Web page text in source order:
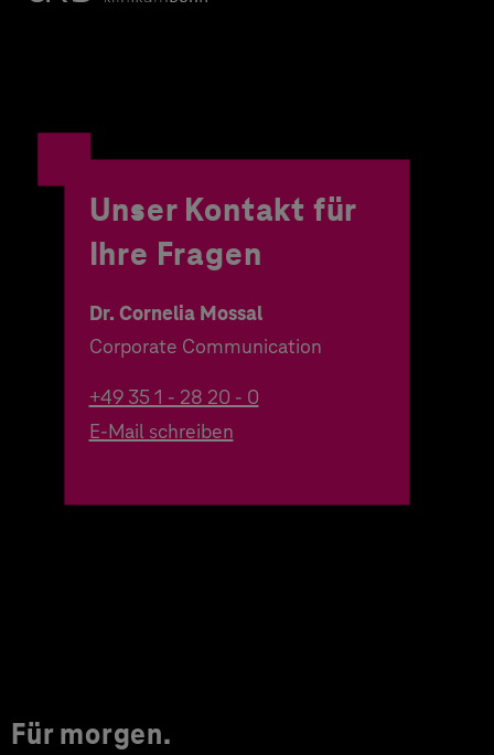
Unser Kontakt für
Ihre Fragen
Dr. Cornelia Mossal
Corporate Communication
+49 35 1 - 28 20 - 0
E-Mail schreiben
Für morgen.